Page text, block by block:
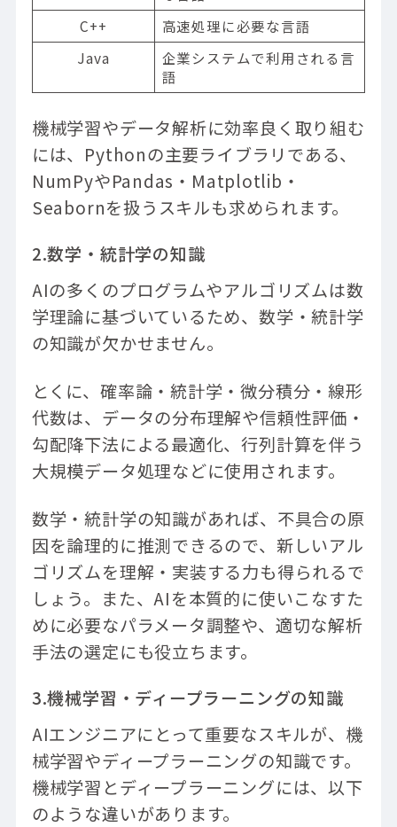
C++
高速処理に必要な言語
Java
企業システムで利用される言
語
機械学習やデータ解析に効率良く取り組む
には、Pythonの主要ライブラリである、
NumPyやPandas・Matplotlib・
Seabornを扱うスキルも求められます。
2.数学・統計学の知識
AIの多くのプログラムやアルゴリズムは数
学理論に基づいているため、数学・統計学
の知識が欠かせません。
とくに、確率論・統計学・微分積分・線形
代数は、データの分布理解や信頼性評価・
勾配降下法による最適化、行列計算を伴う
大規模データ処理などに使用されます。
数学・統計学の知識があれば、不具合の原
因を論理的に推測できるので、新しいアル
ゴリズムを理解・実装する力も得られるで
しょう。また、AIを本質的に使いこなすた
めに必要なパラメータ調整や、適切な解析
手法の選定にも役立ちます。
3.機械学習・ディープラーニングの知識
AIエンジニアにとって重要なスキルが、機
械学習やディープラーニングの知識です。
機械学習とディープラーニングには、以下
のような違いがあります。